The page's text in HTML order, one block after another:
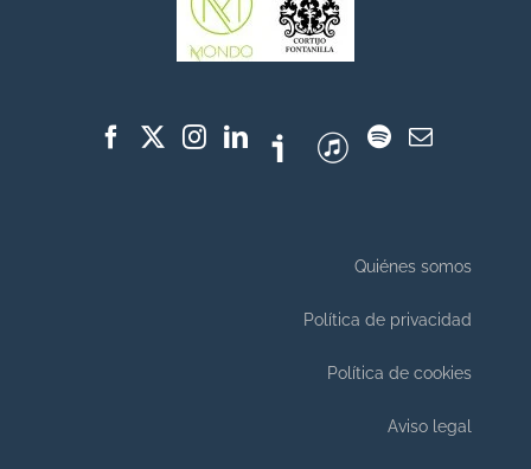
Quiénes somos
Política de privacidad
Política de cookies
Aviso legal